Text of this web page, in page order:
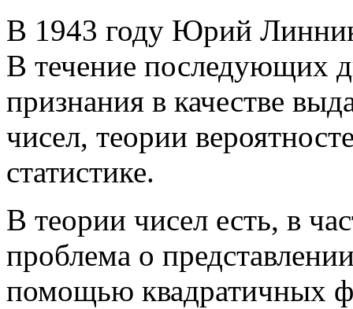
В 1943 году Юрий
В течение последующих
признания в качестве
чисел, теории
статистике.
В теории чисел есть, в
проблема о
помощью квадратичных